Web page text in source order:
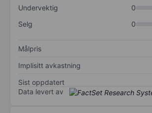
Undervektig
0
Selg
0
Målpris
Implisitt avkastning
Sist oppdatert
Data levert av